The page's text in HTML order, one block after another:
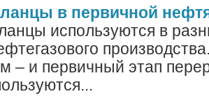
в первичной
используются в
– и первичный этап